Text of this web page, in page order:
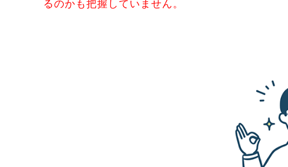
るのかも把握していません。